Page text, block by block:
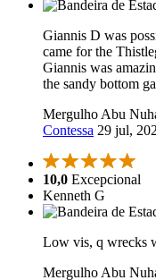
Giannis D was
came for the
Giannis was
the sandy bottom
Mergulho Abu
Contessa 29 jul,
10,0 Excepcional
Kenneth G
Low vis, q wrecks
Mergulho Abu